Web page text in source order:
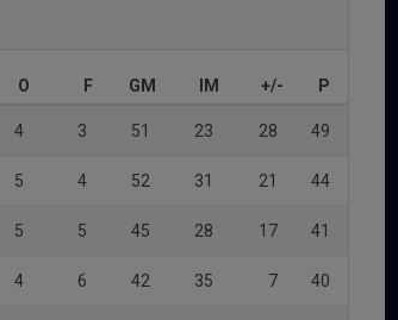
O F GM IM +/- P
4 3 51 23 28 49
5 4 52 31 21 44
5 5 45 28 17 41
4 6 42 35 7 40